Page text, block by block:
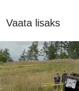
Vaata lisaks